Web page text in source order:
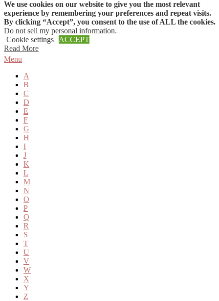
Skip to content
Menu
A
B
C
D
E
F
G
H
I
J
K
L
M
N
O
P
Q
R
S
T
U
V
W
X
Y
Z
We use cookies on our website to give you the most relevant
experience by remembering your preferences and repeat visits.
By clicking “Accept”, you consent to the use of ALL the cookies.
Do not sell my personal information.
Cookie settings
ACCEPT
Read More